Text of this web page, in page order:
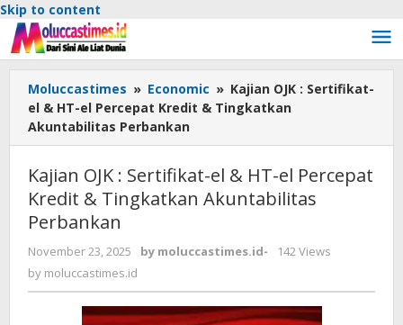
Skip to content
Moluccastimes » Economic » Kajian OJK : Sertifikat-
el & HT-el Percepat Kredit & Tingkatkan
Akuntabilitas Perbankan
Kajian OJK : Sertifikat-el & HT-el Percepat
Kredit & Tingkatkan Akuntabilitas
Perbankan
November 23, 2025 by moluccastimes.id-
142 Views
by moluccastimes.id